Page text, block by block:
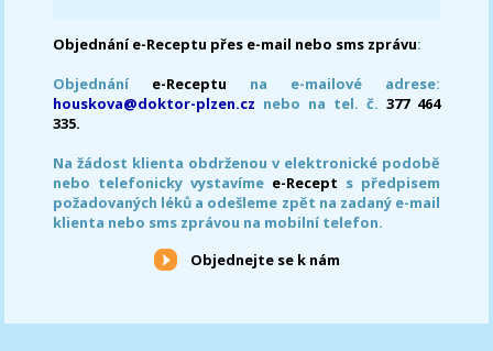
Objednání e-Receptu přes e-mail nebo sms zprávu:
Objednání e-Receptu na e-mailové adrese:
houskova@doktor-plzen.cz nebo na tel. č. 377 464
335.
Na žádost klienta obdrženou v elektronické podobě
nebo telefonicky vystavíme e-Recept s předpisem
požadovaných léků a odešleme zpět na zadaný e-mail
klienta nebo sms zprávou na mobilní telefon.
Objednejte se k nám